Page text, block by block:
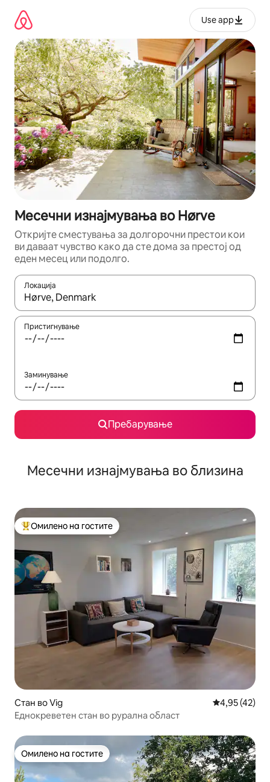
содржина
Use app
Месечни изнајмувања во Hørve
Откријте сместувања за долгорочни престои кои
ви даваат чувство како да сте дома за престој од
еден месец или подолго.
Локација
Кога резултатите се достапни, движете се со копчињата
Пристигнување
Заминување
Пребарување
Месечни изнајмувања во близина
Меѓу најуспешните „Омилени на гостите“
Омилено на гостите
Стан во Vig Просечна
4,95 (42)
Еднокреветен стан во рурална област
Омилено на гостите
Омилено на гостите